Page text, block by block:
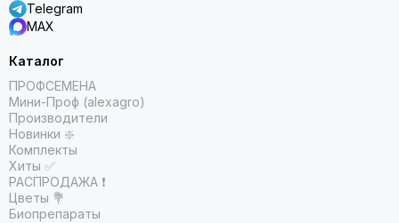
Telegram
MAX
Каталог
ПРОФСЕМЕНА
Мини-Проф (alexagro)
Производители
Новинки ❇️
Комплекты
Хиты ✅
РАСПРОДАЖА ❗️
Цветы 💐
Биопрепараты